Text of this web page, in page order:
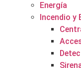
Energía
Incendio y